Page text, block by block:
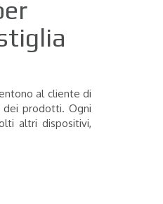
al cliente di
prodotti. Ogni
altri dispositivi,